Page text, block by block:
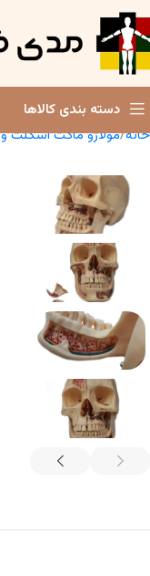
دسته بندی کالاها
خانه مولاژو ماکت اسکلت